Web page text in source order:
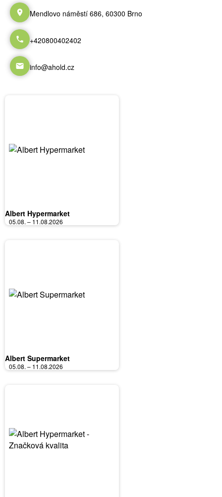
Mendlovo náměstí 686, 60300 Brno
+420800402402
info@ahold.cz
Albert Hypermarket
05.08. – 11.08.2026
Albert Supermarket
05.08. – 11.08.2026